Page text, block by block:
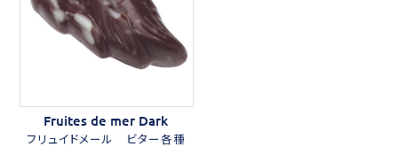
Fruites de mer Dark
フリュイドメール ビター各種